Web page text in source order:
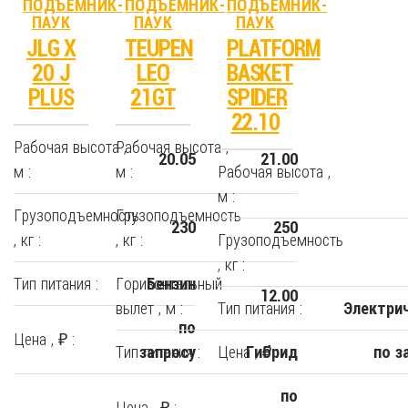
ПОДЪЕМНИК-
ПАУК
JLG X
20 J
PLUS
Рабочая высота ,
м :
20.05
Грузоподъемность
, кг :
230
Тип питания : Бензин
Цена , ₽ :
по
запросу
ПОДЪЕМНИК-
ПАУК
TEUPEN
LEO
21GT
Рабочая высота ,
м :
21.00
Грузоподъемность
, кг :
250
Горизонтальный
вылет , м :
12.00
Тип питания : Гибрид
по
ПОДЪЕМНИК-
ПАУК
PLATFORM
BASKET
SPIDER
22.10
Рабочая высота ,
м :
Грузоподъемность
, кг :
Тип питания :
Цена , ₽ : по